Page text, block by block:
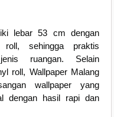
lebar 53 cm dengan
sehingga praktis
ruangan. Selain
roll, Wallpaper Malang
wallpaper yang
dengan hasil rapi dan